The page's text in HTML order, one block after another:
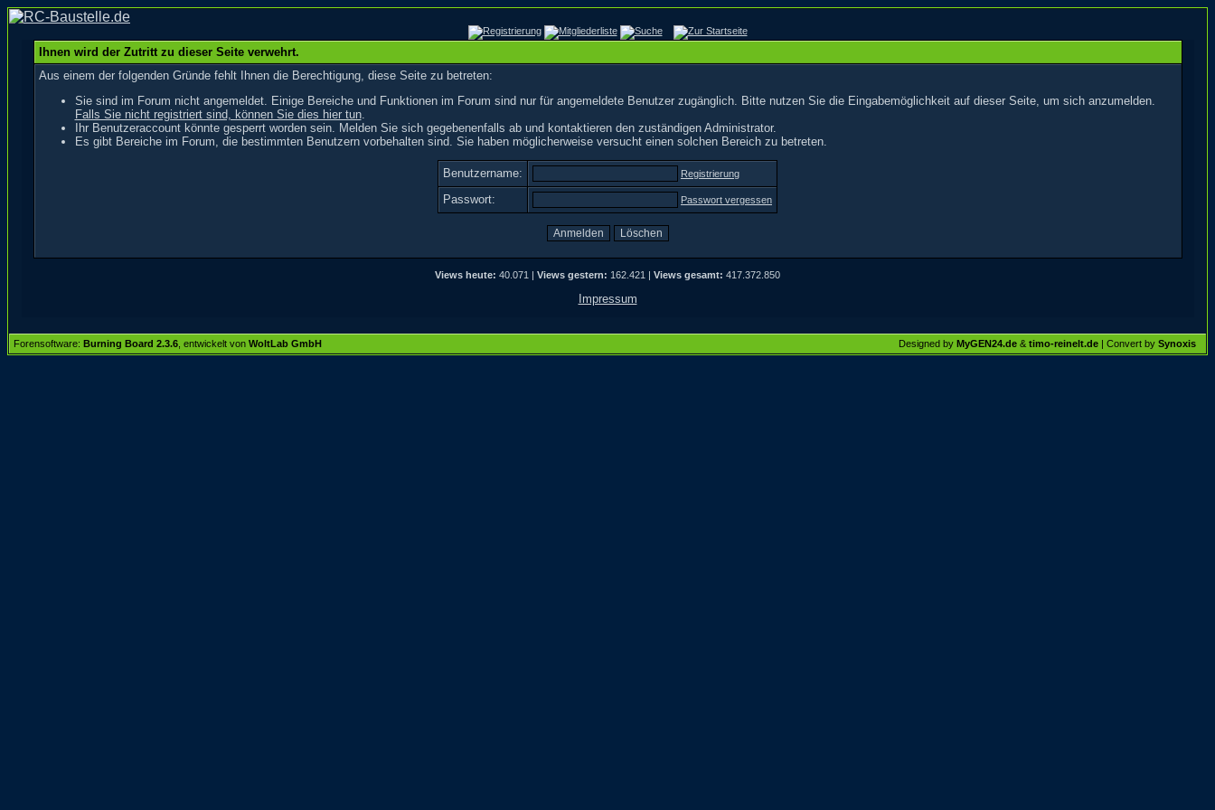
Ihnen wird der Zutritt zu dieser Seite verwehrt.
Aus einem der folgenden Gründe fehlt Ihnen die Berechtigung, diese Seite zu betreten:
Sie sind im Forum nicht angemeldet. Einige Bereiche und Funktionen im Forum sind nur für angemeldete Benutzer zugänglich. Bitte nutzen Sie die Eingabemöglichkeit auf dieser Seite, um sich anzumelden.
Falls Sie nicht registriert sind, können Sie dies hier tun.
Ihr Benutzeraccount könnte gesperrt worden sein. Melden Sie sich gegebenenfalls ab und kontaktieren den zuständigen Administrator.
Es gibt Bereiche im Forum, die bestimmten Benutzern vorbehalten sind. Sie haben möglicherweise versucht einen solchen Bereich zu betreten.
Benutzername: Registrierung
Passwort: Passwort vergessen
Views heute: 40.071 | Views gestern: 162.421 | Views gesamt: 417.372.850
Impressum
Forensoftware: Burning Board 2.3.6 , entwickelt von WoltLab GmbH Designed by MyGEN24.de & timo-reinelt.de | Convert by Synoxis